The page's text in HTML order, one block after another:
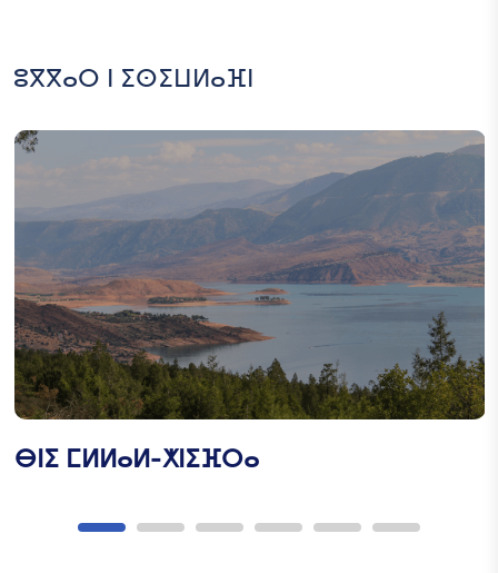
ⵜⵜⴱⵓⵕⵉⴹⴰ
ⵇⴼⵟⴰⵏ
ⵜⴰⵥⵓⵕⵉ ⵏ ⵜⴱⵏⵛⵇⵔⵔⴰ -
ⵙⵙⵉⵔⴽ
ⵓⴳⴳⴰⵔ ⵏ ⵉⵙⵉⵡⵍⴰⴼⵏ
ⴱⵏⵉ ⵎⵍⵍⴰⵍ-ⵅⵏⵉⴼⵔⴰ